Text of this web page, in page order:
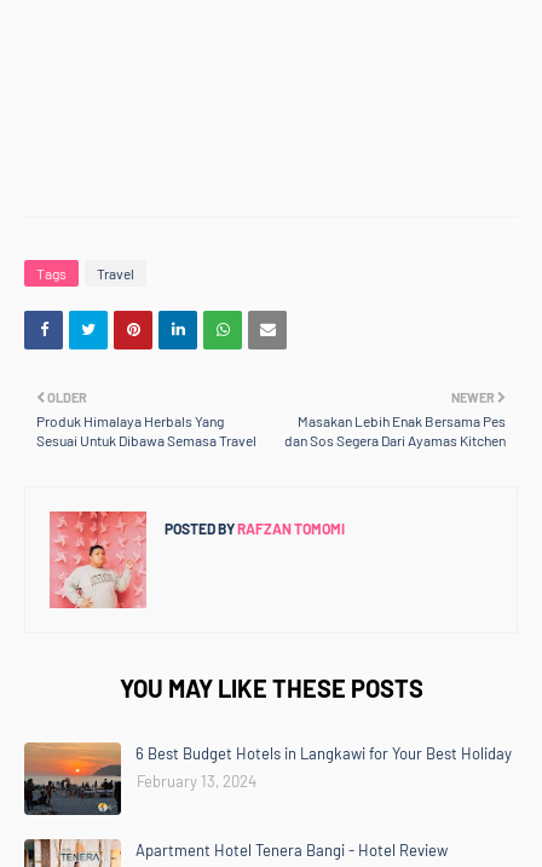
Tags Travel
NEWER
Masakan Lebih Enak Bersama Pes
dan Sos Segera Dari Ayamas Kitchen
OLDER
Produk Himalaya Herbals Yang
Sesuai Untuk Dibawa Semasa Travel
POSTED BYRAFZAN TOMOMI
YOU MAY LIKE THESE POSTS
6 Best Budget Hotels in Langkawi for Your Best Holiday
February 13, 2024
Apartment Hotel Tenera Bangi - Hotel Review